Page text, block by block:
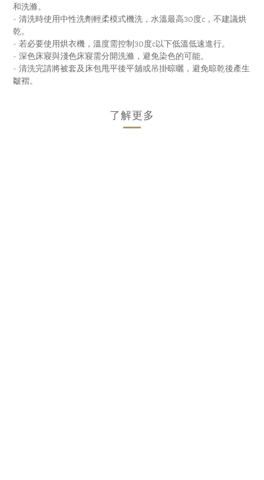
和洗滌。
- 清洗時使用中性洗劑輕柔模式機洗，水溫最高30度c，不建議烘
乾。
- 若必要使用烘衣機，溫度需控制30度c以下低溫低速進行。
- 深色床寢與淺色床寢需分開洗滌，避免染色的可能。
- 清洗完請將被套及床包甩平後平舖或吊掛晾曬，避免晾乾後產生
皺褶。
了解更多